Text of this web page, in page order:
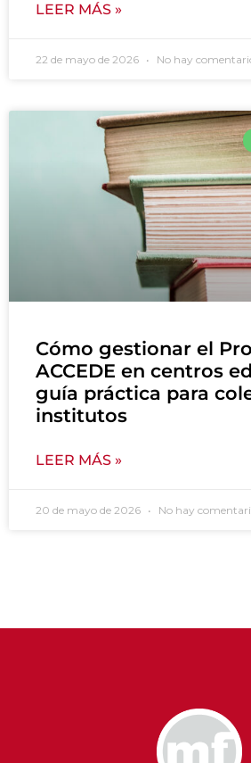
LEER MÁS »
22 de mayo de 2026 No hay
Cómo gestionar el
ACCEDE en centros
guía práctica para
institutos
LEER MÁS »
20 de mayo de 2026 No hay